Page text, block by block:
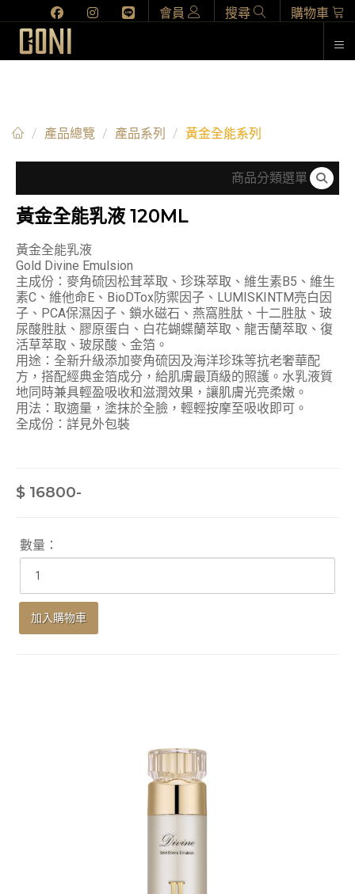
會員 搜尋 購物車
產品總覽 產品系列 黃金全能系列
商品分類選單
黃金全能乳液 120ML
黃金全能乳液
Gold Divine Emulsion
主成份：麥角硫因松茸萃取、珍珠萃取、維生素B5、維生
素C、維他命E、BioDTox防禦因子、LUMISKINTM亮白因
子、PCA保濕因子、鎖水磁石、燕窩胜肽、十二胜肽、玻
尿酸胜肽、膠原蛋白、白花蝴蝶蘭萃取、龍舌蘭萃取、復
活草萃取、玻尿酸、金箔。
用途：全新升級添加麥角硫因及海洋珍珠等抗老奢華配
方，搭配經典金箔成分，給肌膚最頂級的照護。水乳液質
地同時兼具輕盈吸收和滋潤效果，讓肌膚光亮柔嫩。
用法：取適量，塗抹於全臉，輕輕按摩至吸收即可。
全成份：詳見外包裝
$ 16800-
數量：
加入購物車